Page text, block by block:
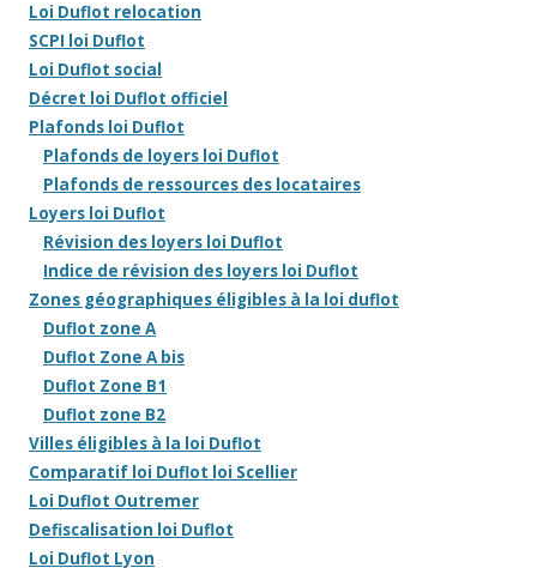
Loi Duflot relocation
SCPI loi Duflot
Loi Duflot social
Décret loi Duflot officiel
Plafonds loi Duflot
Plafonds de loyers loi Duflot
Plafonds de ressources des locataires
Loyers loi Duflot
Révision des loyers loi Duflot
Indice de révision des loyers loi Duflot
Zones géographiques éligibles à la loi duflot
Duflot zone A
Duflot Zone A bis
Duflot Zone B1
Duflot zone B2
Villes éligibles à la loi Duflot
Comparatif loi Duflot loi Scellier
Loi Duflot Outremer
Defiscalisation loi Duflot
Loi Duflot Lyon